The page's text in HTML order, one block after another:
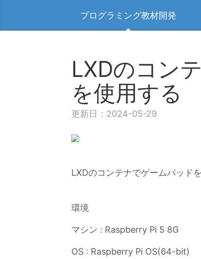
プログラミング教材開発
LXDのコン
を使用する
更新日：2024-05-29
LXDのコンテナでゲームパッド
環境
マシン : Raspberry Pi 5 8G
OS : Raspberry Pi OS(64-bit)